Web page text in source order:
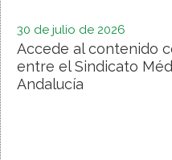
30 de julio de 2026
Accede al contenido
entre el Sindicato
Andalucía